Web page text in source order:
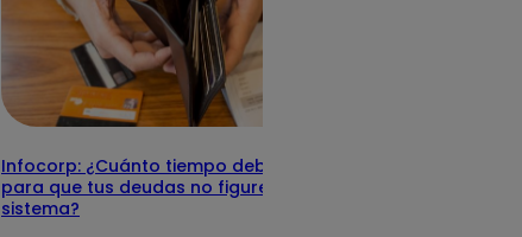
Infocorp: ¿Cuánto tiempo debe pasar
para que tus deudas no figuren en su
sistema?